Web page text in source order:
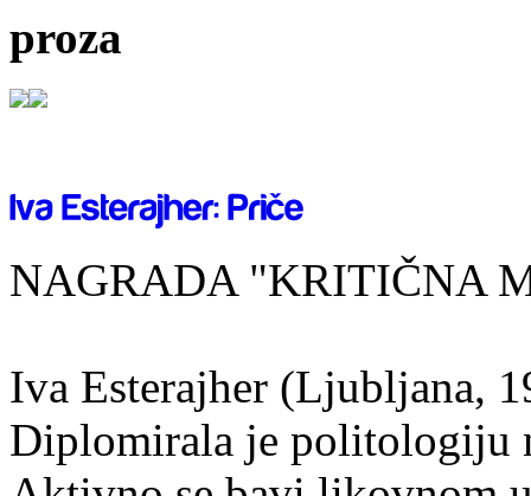
proza
NAGRADA "KRITIČNA
Iva Esterajher (Ljubljana,
Diplomirala je politologiju